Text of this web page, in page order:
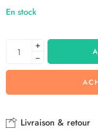
En stock
+
−
Livraison & retour